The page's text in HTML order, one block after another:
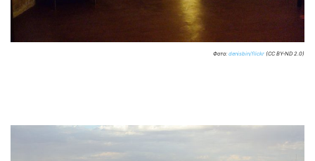
Фото: denisbin/flickr (CC BY-ND 2.0)